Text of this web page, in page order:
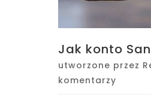
Jak konto
utworzone przez
komentarzy